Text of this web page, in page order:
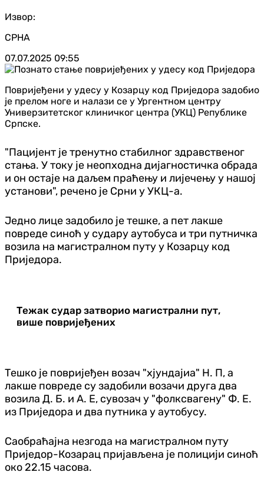
Извор:
СРНА
07.07.2025 09:55
Повријеђени у удесу у Козарцу код Приједора задобио
је прелом ноге и налази се у Ургентном центру
Универзитетског клиничког центра (УКЦ) Републике
Српске.
"Пацијент је тренутно стабилног здравственог
стања. У току је неопходна дијагностичка обрада
и он остаје на даљем праћењу и лијечењу у нашој
установи", речено је Срни у УКЦ-а.
Једно лице задобило је тешке, а пет лакше
повреде синоћ у судару аутобуса и три путничка
возила на магистралном путу у Козарцу код
Приједора.
Тежак судар затворио магистрални пут,
више повријеђених
Тешко је повријеђен возач "хјундајиа" Н. П, а
лакше повреде су задобили возачи друга два
возила Д. Б. и А. Е, сувозач у "фолксвагену" Ф. Е.
из Приједора и два путника у аутобусу.
Саобраћајна незгода на магистралном путу
Приједор-Козарац пријављена је полицији синоћ
око 22.15 часова.